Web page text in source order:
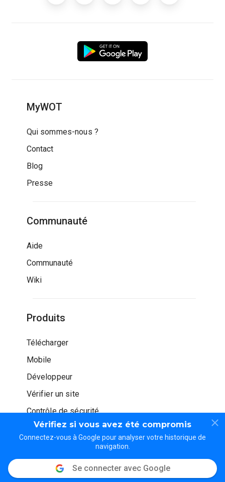
Vérifiez si vous avez été compromis
Connectez-vous à Google pour analyser votre historique de
navigation.
Se connecter avec Google
MyWOT
Qui sommes-nous ?
Contact
Blog
Presse
Communauté
Aide
Communauté
Wiki
Produits
Télécharger
Mobile
Développeur
Vérifier un site
Contrôle de sécurité
© WOT Services LP. Tous droits réservés